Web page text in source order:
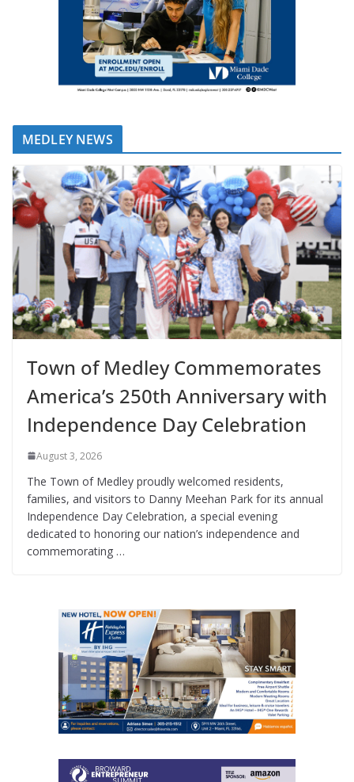
MEDLEY NEWS
Town of Medley Commemorates
America’s 250th Anniversary with
Independence Day Celebration
August 3, 2026
The Town of Medley proudly welcomed residents,
families, and visitors to Danny Meehan Park for its annual
Independence Day Celebration, a special evening
dedicated to honoring our nation’s independence and
commemorating …